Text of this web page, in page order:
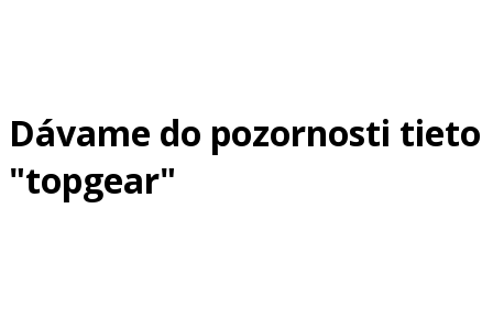
Dávame do pozornosti tieto
"topgear"